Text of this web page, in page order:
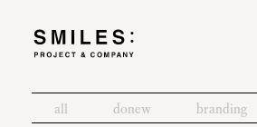
all donew branding